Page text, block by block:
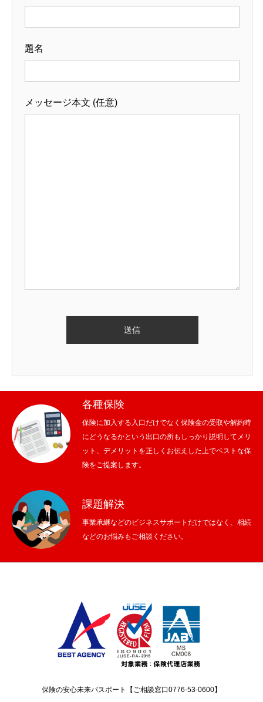
題名
メッセージ本文 (任意)
各種保険
保険に加入する入口だけでなく保険金の受取や解約時
にどうなるかという出口の所もしっかり説明してメリ
ット、デメリットを正しくお伝えした上でベストな保
険をご提案します。
課題解決
事業承継などのビジネスサポートだけではなく、相続
などのお悩みもご相談ください。
保険の安心未来パスポート【ご相談窓口0776-53-0600】